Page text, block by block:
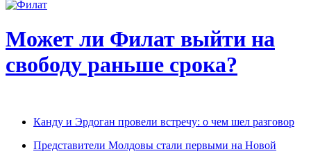
Может ли Филат выйти на
свободу раньше срока?
Канду и Эрдоган провели встречу: о чем шел разговор
Представители Молдовы стали первыми на Новой